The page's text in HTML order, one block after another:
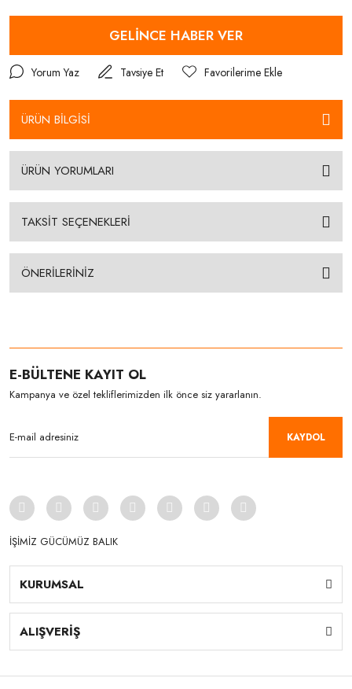
GELİNCE HABER VER
Yorum Yaz Tavsiye Et
ÜRÜN BİLGİSİ
ÜRÜN YORUMLARI
TAKSİT SEÇENEKLERİ
ÖNERİLERİNİZ
E-BÜLTENE KAYIT OL
Kampanya ve özel tekliflerimizden ilk önce siz yararlanın.
KAYDOL
İŞİMİZ GÜCÜMÜZ BALIK
KURUMSAL
ALIŞVERİŞ